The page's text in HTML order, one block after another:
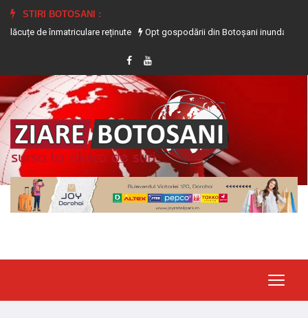
STIRI BOTOSANI :
reținute
Opt gospodării din Botoșani inundate în urma